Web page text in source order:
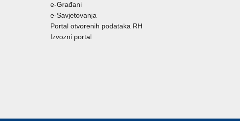
e-Građani
e-Savjetovanja
Portal otvorenih podataka RH
Izvozni portal